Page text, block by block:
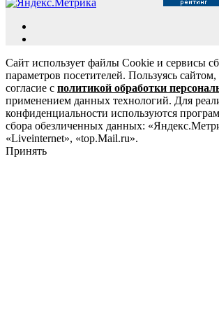
Сайт использует файлы Cookie и сервисы
параметров посетителей. Пользуясь
согласие с политикой обработки
применением данных технологий. Для
конфиденциальности используются
сбора обезличенных данных:
«Liveinternet», «top.Mail.ru».
Принять